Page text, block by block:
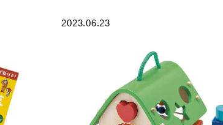
2023.06.23